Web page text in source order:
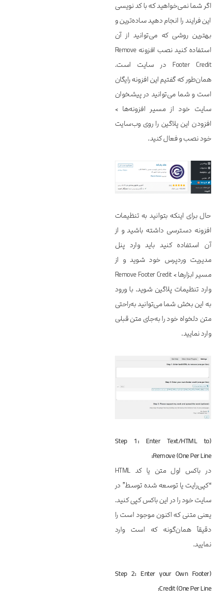
اگر شما نمی‌خواهید که با کد نویسی
این فرایند را انجام دهید ساده‌ترین و
بهترین روشی که می‌توانید از آن
استفاده کنید نصب افزونه Remove
Footer Credit در سایت است.
همان‌طور که گفتیم این افزونه رایگان
است و شما می‌توانید در پیشخوان
سایت خود از مسیر افزونه‌ها >
افزودن این پلاگین را روی وب‌سایت
خود نصب و فعال کنید.
حال برای اینکه بتوانید به تنظیمات
افزونه دسترسی داشته باشید و از
آن استفاده کنید باید وارد پنل
مدیریت وردپرس خود شوید و از
مسیر ابزارها > Remove Footer Credit
وارد تنظیمات پلاگین شوید. با ورود
به این بخش شما می‌توانید به‌راحتی
متن دلخواه خود را به‌جای متن قبلی
وارد نمایید.
(Step 1: Enter Text/HTML to
Remove (One Per Line:
در باکس اول متن یا کد HTML
“کپی‌رایت یا توسعه شده توسط” در
سایت خود را در این باکس کپی کنید.
یعنی متنی که اکنون موجود است را
دقیقاً همان‌گونه که است وارد
نمایید.
(Step 2: Enter your Own Footer
Credit (One Per Line: